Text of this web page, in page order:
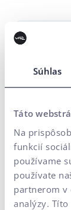
Súhlas
Táto
Na
funkcií
používame
používate
partnerom v
analýzy.